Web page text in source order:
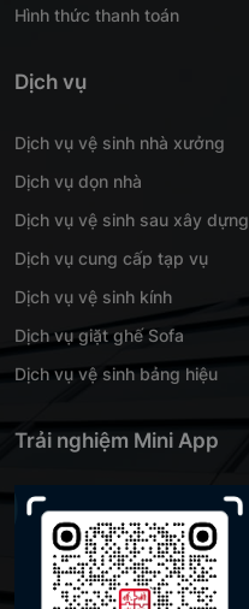
Hình thức thanh toán
Dịch vụ
Dịch vụ vệ sinh nhà xưởng
Dịch vụ dọn nhà
Dịch vụ vệ sinh sau xây dựng
Dịch vụ cung cấp tạp vụ
Dịch vụ vệ sinh kính
Dịch vụ giặt ghế Sofa
Dịch vụ vệ sinh bảng hiệu
Trải nghiệm Mini App